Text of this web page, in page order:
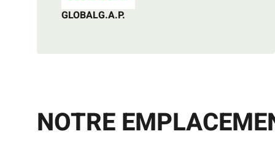
GLOBALG.A.P.
NOTRE